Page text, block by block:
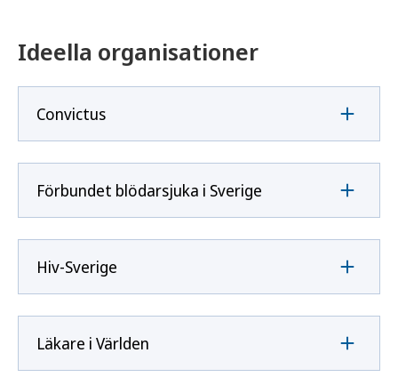
Ideella organisationer
Convictus
Förbundet blödarsjuka i Sverige
Hiv-Sverige
Läkare i Världen